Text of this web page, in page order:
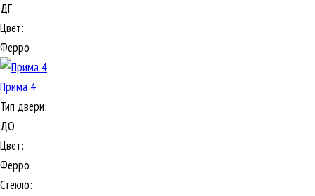
ДГ
Цвет:
Ферро
Прима 4
Тип двери:
ДО
Цвет:
Ферро
Стекло: